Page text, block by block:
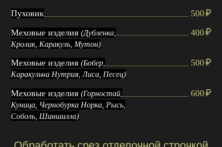
Пуховик
500
Меховые изделия(Дубленка,
Кролик, Каракуль, Мутон)
400
Меховые изделия(Бобер,
Каракульча Нутрия, Лиса, Песец)
500
Меховые изделия(Горностай,
Куница, Чернобурка Норка, Рысь,
Соболь, Шиншилла)
600